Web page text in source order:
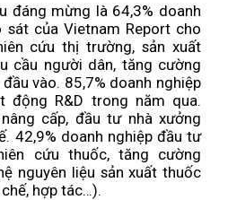
đáng mừng là 64,3% doanh
sát của Vietnam Report cho
cứu thị trường, sản xuất
cầu người dân, tăng cường
vào. 85,7% doanh nghiệp
động R&D trong năm qua.
cấp, đầu tư nhà xưởng
42,9% doanh nghiệp đầu tư
cứu thuốc, tăng cường
nguyên liệu sản xuất thuốc
hợp tác…).